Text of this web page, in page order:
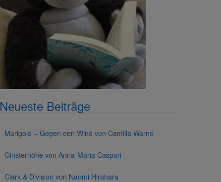
Neueste Beiträge
Marigold – Gegen den Wind von Camilla Warno
Ginsterhöhe von Anna-Maria Caspari
Clark & Division von Naomi Hirahara